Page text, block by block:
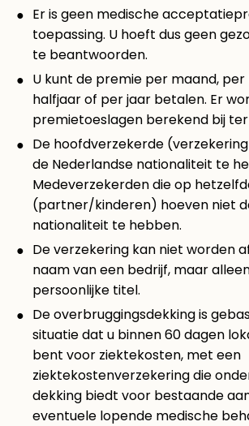
Er is geen medische
toepassing. U hoeft dus geen
te beantwoorden.
U kunt de premie per maand,
halfjaar of per jaar betalen. Er
premietoeslagen berekend bij
De hoofdverzekerde
de Nederlandse nationaliteit te
Medeverzekerden die op
(partner/kinderen) hoeven niet
nationaliteit te hebben.
De verzekering kan niet worden
naam van een bedrijf, maar
persoonlijke titel.
De overbruggingsdekking is
situatie dat u binnen 60 dagen
bent voor ziektekosten, met een
ziektekostenverzekering die
dekking biedt voor bestaande
eventuele lopende medische